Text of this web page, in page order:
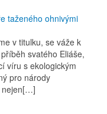
v titulku, se váže k
svatého Eliáše,
víru s ekologickým
pro národy
nejen[…]